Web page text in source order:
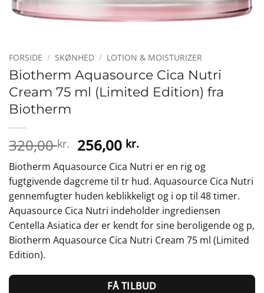
FORSIDE / SKØNHED / LOTION & MOISTURIZER
Biotherm Aquasource Cica Nutri
Cream 75 ml (Limited Edition) fra
Biotherm
320,00kr. Den
oprindelige
pris
var:
320,00 kr..
256,00 kr.Den
aktuelle
pris
er:
256,00 kr..
Biotherm Aquasource Cica Nutri er en rig og
fugtgivende dagcreme til tr hud. Aquasource Cica Nutri
gennemfugter huden keblikkeligt og i op til 48 timer.
Aquasource Cica Nutri indeholder ingrediensen
Centella Asiatica der er kendt for sine beroligende og p,
Biotherm Aquasource Cica Nutri Cream 75 ml (Limited
Edition).
FÅ TILBUD